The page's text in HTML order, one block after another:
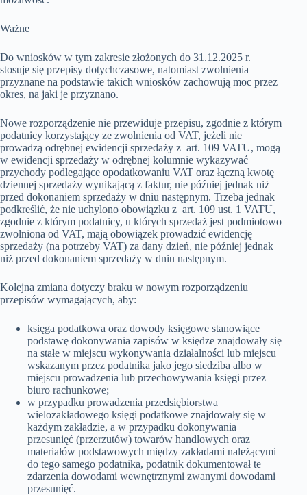
Ważne
Do wniosków w tym zakresie złożonych do 31.12.2025 r.
stosuje się przepisy dotychczasowe, natomiast zwolnienia
przyznane na podstawie takich wniosków zachowują moc przez
okres, na jaki je przyznano.
Nowe rozporządzenie nie przewiduje przepisu, zgodnie z którym
podatnicy korzystający ze zwolnienia od VAT, jeżeli nie
prowadzą odrębnej ewidencji sprzedaży z art. 109 VATU, mogą
w ewidencji sprzedaży w odrębnej kolumnie wykazywać
przychody podlegające opodatkowaniu VAT oraz łączną kwotę
dziennej sprzedaży wynikającą z faktur, nie później jednak niż
przed dokonaniem sprzedaży w dniu następnym. Trzeba jednak
podkreślić, że nie uchylono obowiązku z art. 109 ust. 1 VATU,
zgodnie z którym podatnicy, u których sprzedaż jest podmiotowo
zwolniona od VAT, mają obowiązek prowadzić ewidencję
sprzedaży (na potrzeby VAT) za dany dzień, nie później jednak
niż przed dokonaniem sprzedaży w dniu następnym.
Kolejna zmiana dotyczy braku w nowym rozporządzeniu
przepisów wymagających, aby:
księga podatkowa oraz dowody księgowe stanowiące
podstawę dokonywania zapisów w księdze znajdowały się
na stałe w miejscu wykonywania działalności lub miejscu
wskazanym przez podatnika jako jego siedziba albo w
miejscu prowadzenia lub przechowywania księgi przez
biuro rachunkowe;
w przypadku prowadzenia przedsiębiorstwa
wielozakładowego księgi podatkowe znajdowały się w
każdym zakładzie, a w przypadku dokonywania
przesunięć (przerzutów) towarów handlowych oraz
materiałów podstawowych między zakładami należącymi
do tego samego podatnika, podatnik dokumentował te
zdarzenia dowodami wewnętrznymi zwanymi dowodami
przesunięć.